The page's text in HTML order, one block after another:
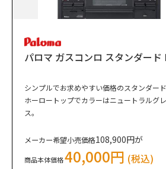
パロマ ガスコンロ スタンダー
シンプルでお求めやすい価格のスタンダー
ホーロートップでカラーはニュートラルグ
ス。
メーカー希望小売価格108,900円が
商品本体価格40,000円 (税込)